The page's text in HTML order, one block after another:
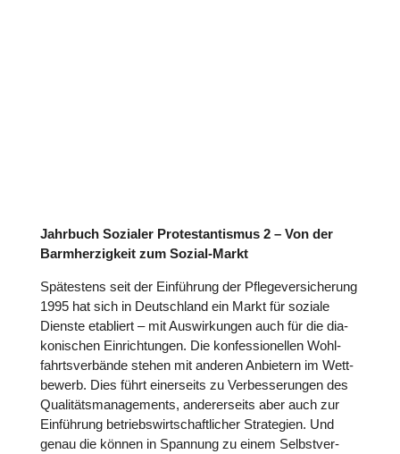
Jahrbuch Sozialer Pro­tes­tan­tis­mus 2 – Von der
Barm­her­zig­keit zum Sozial-Markt
Spä­tes­tens seit der Ein­füh­rung der Pfle­ge­ver­si­che­rung
1995 hat sich in Deutsch­land ein Markt für soziale
Dienste eta­bliert – mit Aus­wir­kun­gen auch für die dia­
ko­ni­schen Ein­rich­tun­gen. Die kon­fes­sio­nel­len Wohl­
fahrts­ver­bände stehen mit anderen Anbie­tern im Wett­
be­werb. Dies führt einer­seits zu Ver­bes­se­run­gen des
Qua­li­täts­ma­nage­ments, ande­rer­seits aber auch zur
Ein­füh­rung betriebs­wirt­schaft­li­cher Stra­te­gien. Und
genau die können in Spannung zu einem Selbst­ver­